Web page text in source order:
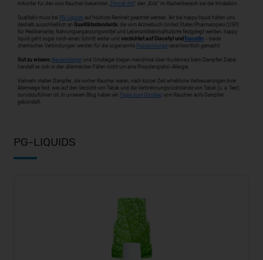
mitunter für den vom Rauchen bekannten „ Throat-Hit “, den „Kick” im Rachenbereich bei der Inhalation.
Qualitativ muss bei PG-Liquids auf höchste Reinheit geachtet werden. Wir bei happy liquid halten uns
deshalb ausschließlich an Qualitätsstandards , die vom Arzneibuch United States Pharmacopeia (USP)
für Medikamente, Nahrungsergänzungsmittel und Lebensmittelinhaltsstoffe festgelegt werden. happy
liquid geht sogar noch einen Schritt weiter und verzichtet auf Diacetyl und Triacetin – beide
chemischen Verbindungen werden für die sogenannte Popcornlunge verantwortlich gemacht.
Gut zu wissen: Neueinsteiger und Umsteiger klagen manchmal über Hustenreiz beim Dampfen Dabei
handelt es sich in den allermeisten Fällen nicht um eine Propylenglykol-Allergie.
Vielmehr stellen Dampfer, die vorher Raucher waren, nach kurzer Zeit erhebliche Verbesserungen ihrer
Atemwege fest, was auf den Verzicht von Tabak und die Verbrennungsrückstände von Tabak (u. a. Teer)
zurückzuführen ist. In unserem Blog haben wir Tipps zum Umstieg vom Rauchen aufs Dampfen
gebündelt.
PG-LIQUIDS